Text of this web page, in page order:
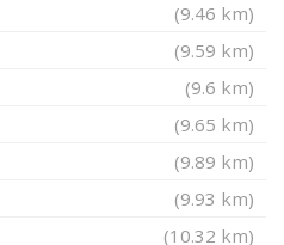
(9.46 km)
(9.59 km)
(9.6 km)
(9.65 km)
(9.89 km)
(9.93 km)
(10.32 km)